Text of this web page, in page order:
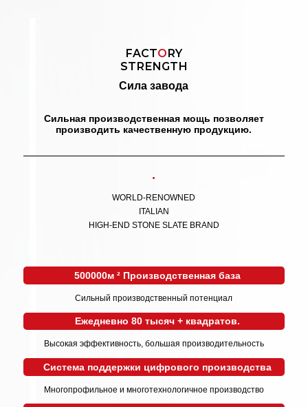
FACTO RY
STRENGTH
Сила завода
Сильная производственная мощь позволяет
производить качественную продукцию.
WORLD-RENOWNED
ITALIAN
HIGH-END STONE SLATE BRAND
500000м ² Производственная база
Сильный производственный потенциал
Ежедневно 80 тысяч + квадратов.
Высокая эффективность, большая производительность
Система поддержки цифрового производства
Многопрофильное и многотехнологичное производство